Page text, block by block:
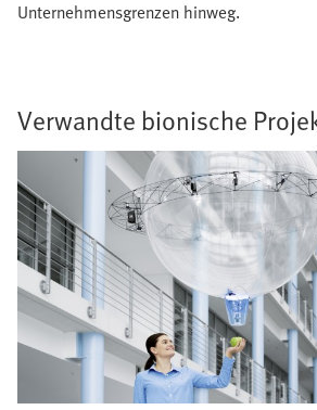
Unternehmensgrenzen hinweg.
Verwandte bionische